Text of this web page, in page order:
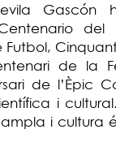
Gascón
del
de la
de l’Èpic
i cultural.
i cultura